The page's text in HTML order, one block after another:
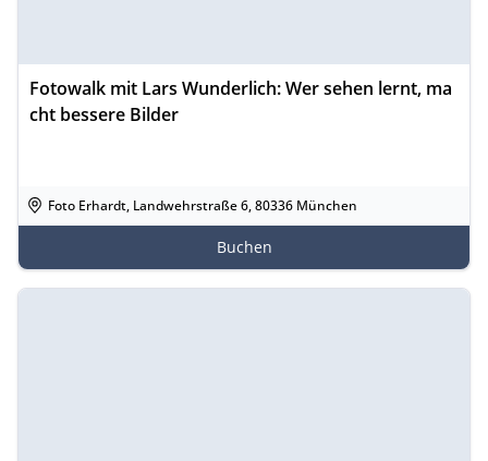
Fotowalk mit Lars Wunderlich: Wer sehen lernt, ma
cht bessere Bilder
Foto Erhardt, Landwehrstraße 6, 80336 München
Buchen